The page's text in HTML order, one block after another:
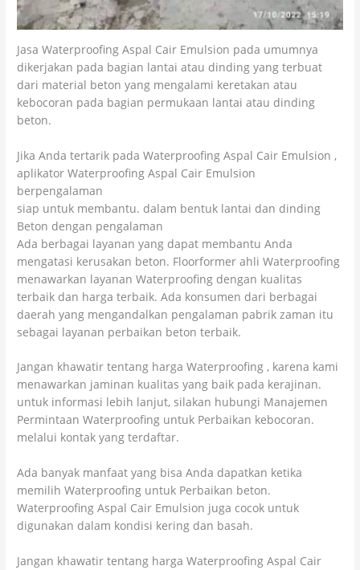
Jasa Waterproofing Aspal Cair Emulsion pada umumnya
dikerjakan pada bagian lantai atau dinding yang terbuat
dari material beton yang mengalami keretakan atau
kebocoran pada bagian permukaan lantai atau dinding
beton.
Jika Anda tertarik pada Waterproofing Aspal Cair Emulsion ,
aplikator Waterproofing Aspal Cair Emulsion
berpengalaman
siap untuk membantu. dalam bentuk lantai dan dinding
Beton dengan pengalaman
Ada berbagai layanan yang dapat membantu Anda
mengatasi kerusakan beton. Floorformer ahli Waterproofing
menawarkan layanan Waterproofing dengan kualitas
terbaik dan harga terbaik. Ada konsumen dari berbagai
daerah yang mengandalkan pengalaman pabrik zaman itu
sebagai layanan perbaikan beton terbaik.
Jangan khawatir tentang harga Waterproofing , karena kami
menawarkan jaminan kualitas yang baik pada kerajinan.
untuk informasi lebih lanjut, silakan hubungi Manajemen
Permintaan Waterproofing untuk Perbaikan kebocoran.
melalui kontak yang terdaftar.
Ada banyak manfaat yang bisa Anda dapatkan ketika
memilih Waterproofing untuk Perbaikan beton.
Waterproofing Aspal Cair Emulsion juga cocok untuk
digunakan dalam kondisi kering dan basah.
Jangan khawatir tentang harga Waterproofing Aspal Cair